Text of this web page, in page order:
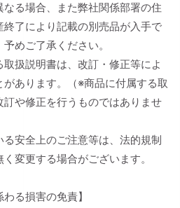
る場合、また弊社関係部署の住
了により記載の別売品が入手で
めご了承ください。
扱説明書は、改訂・修正等によ
あります。（※商品に付属する取
や修正を行うものではありませ
安全上のご注意等は、法的規制
変更する場合がございます。
る損害の免責】